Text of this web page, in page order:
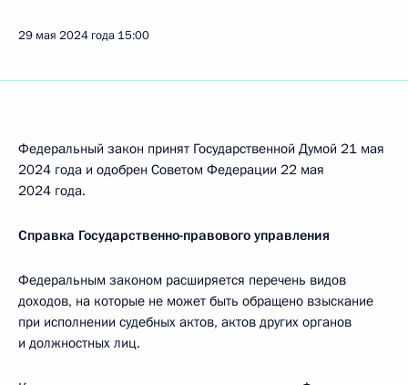
29 мая 2024 года 15:00
Федеральный закон принят Государственной Думой 21 мая
2024 года и одобрен Советом Федерации 22 мая
2024 года.
Справка Государственно-правового управления
Федеральным законом расширяется перечень видов
доходов, на которые не может быть обращено взыскание
при исполнении судебных актов, актов других органов
и должностных лиц.